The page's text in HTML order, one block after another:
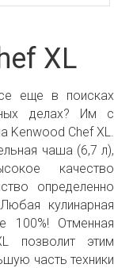
XL
еще в поисках
делах? Им с
Kenwood Chef XL.
чаша (6,7 л),
качество
определенно
кулинарная
100%! Отменная
позволит этим
часть техники